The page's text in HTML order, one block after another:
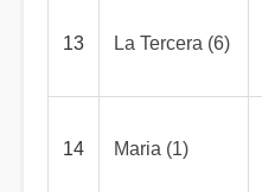
13 La Tercera (6)
14 Maria (1)